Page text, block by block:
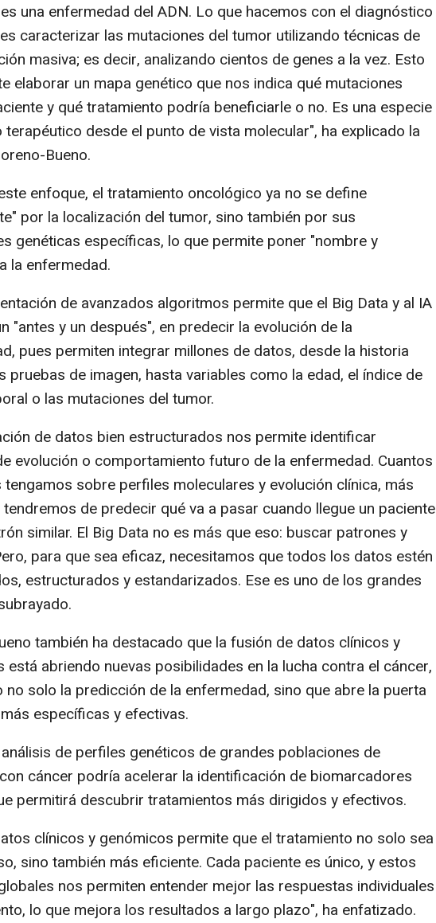
una enfermedad del ADN. Lo que hacemos con el diagnóstico
caracterizar las mutaciones del tumor utilizando técnicas de
masiva; es decir, analizando cientos de genes a la vez. Esto
elaborar un mapa genético que nos indica qué mutaciones
y qué tratamiento podría beneficiarle o no. Es una especie
desde el punto de vista molecular", ha explicado la
Bueno.
enfoque, el tratamiento oncológico ya no se define
por la localización del tumor, sino también por sus
genéticas específicas, lo que permite poner "nombre y
la enfermedad.
de avanzados algoritmos permite que el Big Data y al IA
"antes y un después", en predecir la evolución de la
pues permiten integrar millones de datos, desde la historia
pruebas de imagen, hasta variables como la edad, el índice de
o las mutaciones del tumor.
de datos bien estructurados nos permite identificar
evolución o comportamiento futuro de la enfermedad. Cuantos
sobre perfiles moleculares y evolución clínica, más
de predecir qué va a pasar cuando llegue un paciente
similar. El Big Data no es más que eso: buscar patrones y
para que sea eficaz, necesitamos que todos los datos estén
estructurados y estandarizados. Ese es uno de los grandes
también ha destacado que la fusión de datos clínicos y
está abriendo nuevas posibilidades en la lucha contra el cáncer,
no solo la predicción de la enfermedad, sino que abre la puerta
específicas y efectivas.
de perfiles genéticos de grandes poblaciones de
cáncer podría acelerar la identificación de biomarcadores
permitirá descubrir tratamientos más dirigidos y efectivos.
clínicos y genómicos permite que el tratamiento no solo sea
sino también más eficiente. Cada paciente es único, y estos
nos permiten entender mejor las respuestas individuales
lo que mejora los resultados a largo plazo", ha enfatizado.